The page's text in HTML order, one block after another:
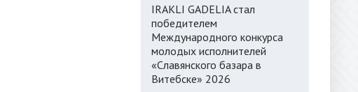
IRAKLI GADELIA стал
победителем
Международного конкурса
молодых исполнителей
«Славянского базара в
Витебске» 2026